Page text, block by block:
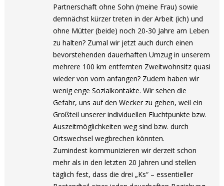
Partnerschaft ohne Sohn (meine Frau) sowie
demnächst kürzer treten in der Arbeit (ich) und
ohne Mütter (beide) noch 20-30 Jahre am Leben
zu halten? Zumal wir jetzt auch durch einen
bevorstehenden dauerhaften Umzug in unserem
mehrere 100 km entfernten Zweitwohnsitz quasi
wieder von vorn anfangen? Zudem haben wir
wenig enge Sozialkontakte. Wir sehen die
Gefahr, uns auf den Wecker zu gehen, weil ein
Großteil unserer individuellen Fluchtpunkte bzw.
Auszeitmöglichkeiten weg sind bzw. durch
Ortswechsel wegbrechen könnten.
Zumindest kommunizieren wir derzeit schon
mehr als in den letzten 20 Jahren und stellen
täglich fest, dass die drei „Ks“ – essentieller